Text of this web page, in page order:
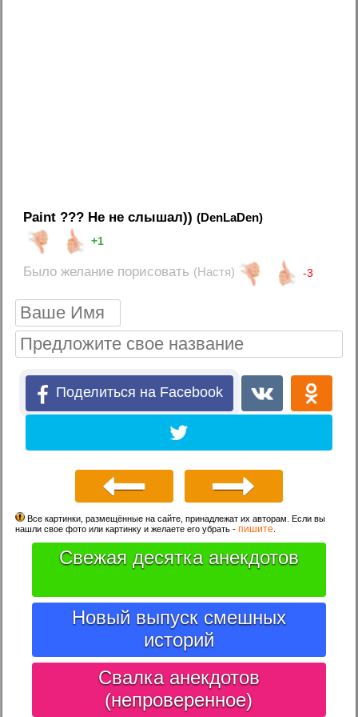
Paint ??? Не не слышал))(DenLaDen)
+1
Было желание порисовать (Настя) -3
Поделиться на Facebook
Все картинки, размещённые на сайте, принадлежат их авторам. Если вы
нашли свое фото или картинку и желаете его убрать -пишите
Свежая десятка анекдотов
Новый выпуск смешных
историй
Свалка анекдотов
(непроверенное)